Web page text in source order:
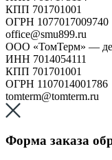
КПП 701701001
ОГРН 1077017009740
office@smu899.ru
ООО «ТомТерм» —
ИНН 7014054111
КПП 701701001
ОГРН 1107014001786
tomterm@tomterm.ru
Форма заказа